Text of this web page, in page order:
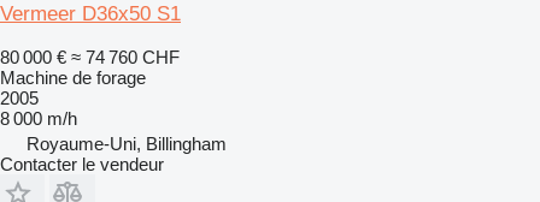
Vermeer D36x50 S1
80 000 € ≈ 74 760 CHF
Machine de forage
2005
8 000 m/h
Royaume-Uni, Billingham
Contacter le vendeur